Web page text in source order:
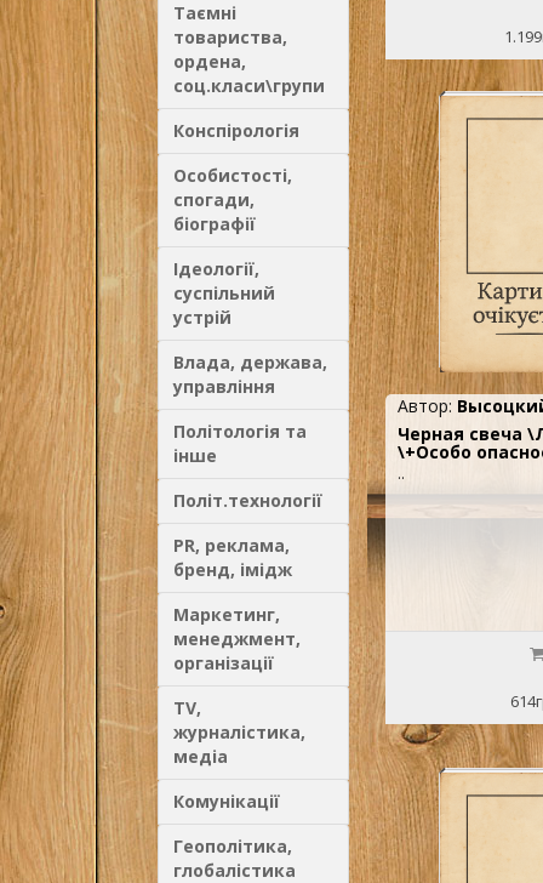
Таємні
товариства,
ордена,
соц.класи\групи
Конспірологія
Особистості,
спогади,
біографії
Ідеології,
суспільний
устрій
Влада, держава,
управління
Політологія та
інше
Політ.технології
PR, реклама,
бренд, імідж
Маркетинг,
менеджмент,
організації
TV,
журналістика,
медіа
Комунікації
Геополітика,
глобалістика
Автор:
Черная свеча
\+Особо
..